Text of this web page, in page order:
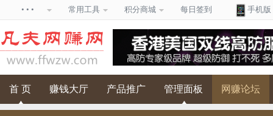
• • • 常用工具 积分商城 每日签到 手机版
首 页 赚钱大厅 产品推广 管理面板 网赚论坛